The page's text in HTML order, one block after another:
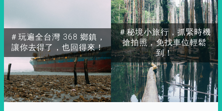
＃玩遍全台灣 368 鄉鎮，
讓你去得了，也回得來！
＃秘境小旅行，抓緊時機
搶拍照，免找車位輕鬆
到！